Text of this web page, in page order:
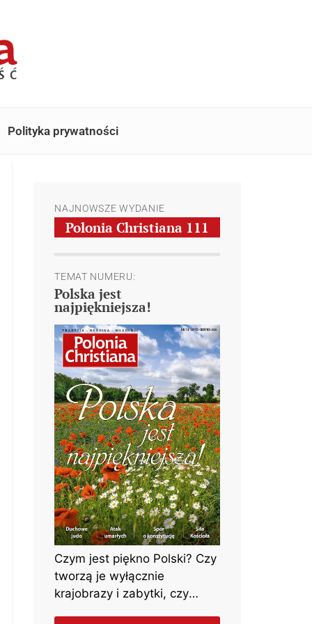
Polityka prywatności
NAJNOWSZE WYDANIE
Polonia Christiana 111
TEMAT NUMERU:
Polska jest
najpiękniejsza!
Czym jest piękno Polski? Czy
tworzą je wyłącznie
krajobrazy i zabytki, czy